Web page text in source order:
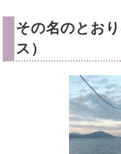
その名のとお
ス）